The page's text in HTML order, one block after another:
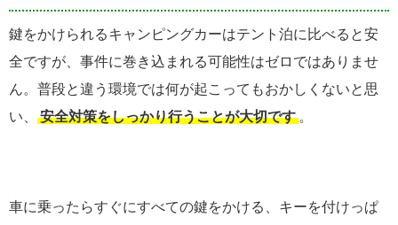
鍵をかけられるキャンピングカーはテント泊に比べると安
全ですが、事件に巻き込まれる可能性はゼロではありませ
ん。普段と違う環境では何が起こってもおかしくないと思
い、
安全対策をしっかり行うことが大切です 。
車に乗ったらすぐにすべての鍵をかける、キーを付けっぱ